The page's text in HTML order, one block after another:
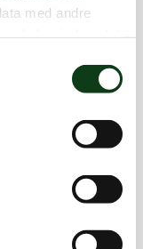
med andre